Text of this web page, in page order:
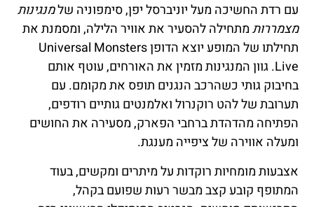
עם רדת החשיכה מעל יוניברסל יפן, סימפוניה שלמנגינות
מצמררותמתחילה להסעיר את אוויר הלילה, ומסמנת את
תחילתו של המופע יוצא הדופן Universal Monsters
Live. גוון המנגינות מזמין את האורחים, עוטף אותם
בחיבוק גותי כשהרכב הנגנים תופס את מקומם. עם
תערובת של להט רוקנרול ואלמנטים גותיים רודפים,
הפתיחה מהדהדת ברחבי הפארק, מסעירה את החושים
ומעלה אווירה של ציפייה מענגת.
אצבעות מומחיות רוקדות על מיתרים ומקשים, בעוד
המתופף קובע קצב מבשר רעות שפועם בקהל,